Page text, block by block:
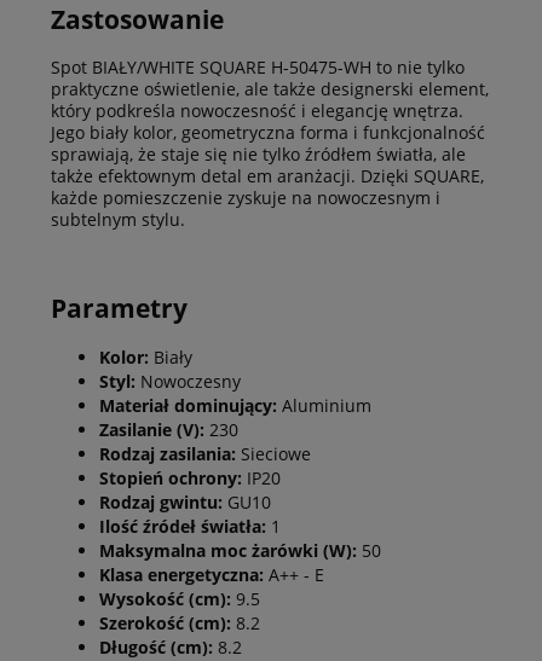
Zastosowanie
Spot BIAŁY/WHITE SQUARE H-50475-WH to nie tylko
praktyczne oświetlenie, ale także designerski element,
który podkreśla nowoczesność i elegancję wnętrza.
Jego biały kolor, geometryczna forma i funkcjonalność
sprawiają, że staje się nie tylko źródłem światła, ale
także efektownym detal em aranżacji. Dzięki SQUARE,
każde pomieszczenie zyskuje na nowoczesnym i
subtelnym stylu.
Parametry
Kolor: Biały
Styl: Nowoczesny
Materiał dominujący: Aluminium
Zasilanie (V): 230
Rodzaj zasilania: Sieciowe
Stopień ochrony: IP20
Rodzaj gwintu: GU10
Ilość źródeł światła: 1
Maksymalna moc żarówki (W): 50
Klasa energetyczna: A++ - E
Wysokość (cm): 9.5
Szerokość (cm): 8.2
Długość (cm): 8.2